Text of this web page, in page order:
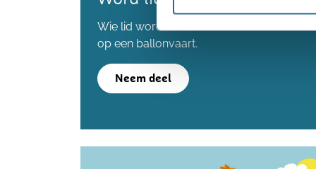
Wie lid wordt voordat we de 80.000 leden
op een ballonvaart.
Neem deel